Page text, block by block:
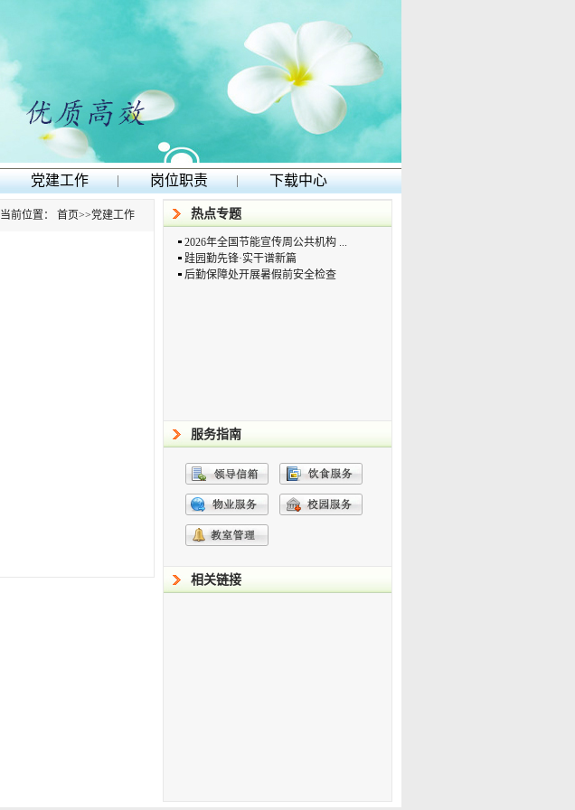
党建工作 | 岗位职责 | 下载中心
当前位置： 首页>>党建工作 热点专题
2026年全国节能宣传周公共机构 ...
跬园勤先锋·实干谱新篇
后勤保障处开展暑假前安全检查
服务指南
相关链接